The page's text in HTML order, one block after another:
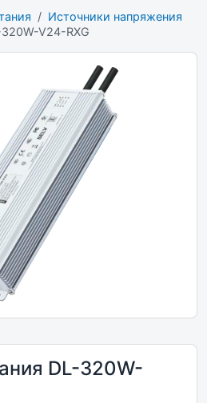
Источники напряжения
V24-RXG
DL-320W-